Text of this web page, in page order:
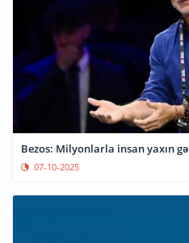
Bezos: Milyonlarla insan yaxın
07-10-2025